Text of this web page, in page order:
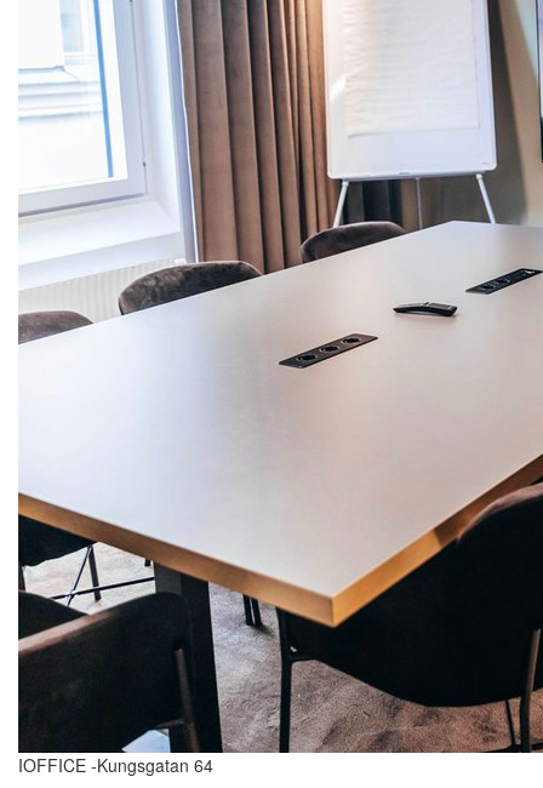
IOFFICE -Kungsgatan 64